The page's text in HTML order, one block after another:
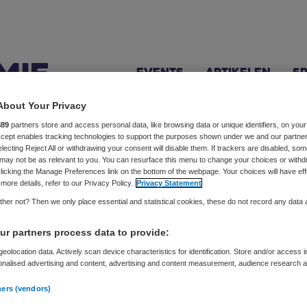
Events Artikelen
van Neurofied waar hij organisaties helpt veranderen
in ondernemerschap, psychologie en technologie.
complexe ideeën begrijpelijk en praktisch maakt voor
en professionals getraind van o.a. Tesla en Calvin
Your Privacy
partners store and access personal data, like browsing data or unique identifiers, on your
enables tracking technologies to support the purposes shown under we and our
Reject All or withdrawing your consent will disable them. If trackers are disabled,
not be as relevant to you. You can resurface this menu to change your choices or
the Manage Preferences link on the bottom of the webpage. Your choices will have
details, refer to our Privacy Policy. Privacy Statement
not? Then we only place essential and statistical cookies, these do not record any data
partners process data to provide:
data. Actively scan device characteristics for identification. Store and/or access
advertising and content, advertising and content measurement, audience research
(vendors)